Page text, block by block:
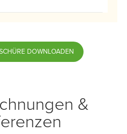
DOWNLOADEN
&